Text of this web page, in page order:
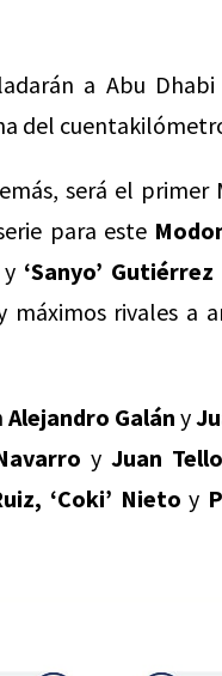
a Abu
del
será el primer
para este
y ‘Sanyo’ Gutiérrez
máximos rivales a
Alejandro Galán y
y Juan
‘Coki’ Nieto y